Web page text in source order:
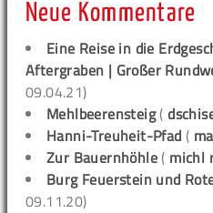
Neue Kommentare
Eine Reise in die
Aftergraben | Großer
09.04.21)
Mehlbeerensteig(
Hanni-Treuheit-Pfad (
Zur Bauernhöhle ( michl
Burg Feuerstein und
09.11.20)